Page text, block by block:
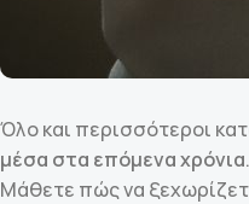
Όλο και περισσότεροι
μέσα στα επόμενα χρόνια
Μάθετε πώς να